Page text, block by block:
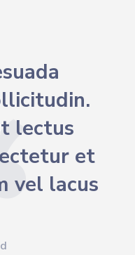
lectus
et
vel lacus